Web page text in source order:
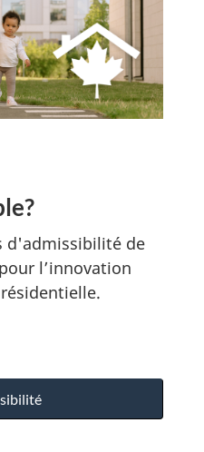
d'admissibilité de
l’innovation